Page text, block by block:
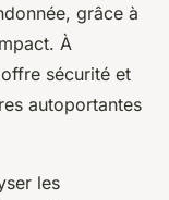
grâce à
À
sécurité et
autoportantes
les